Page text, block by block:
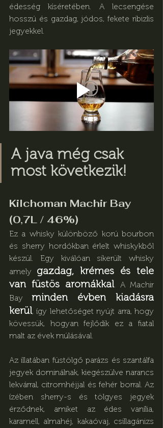
édesség kíséretében. A lecsengése
hosszú és gazdag, jódos, fekete ribizlis
jegyekkel.
A java még csak
most következik!
Kilchoman Machir Bay
(0,7L / 46%)
Ez a whisky különböző korú bourbon
és sherry hordókban érlelt whiskykből
készül. Egy kiválóan sikerült whisky
amely gazdag, krémes és tele
van füstös aromákkal. A Machir
Bay minden évben kiadásra
kerül, így lehetőséget nyújt arra, hogy
kövessük, hogyan fejlődik ez a fiatal
malt az évek múlásával.
Az illatában füstölgő parázs és szantálfa
jegyek dominálnak, kiegészülve narancs
lekvárral, citromhéjjal és fehér borral. Az
ízében sherry-s és tölgyes jegyek
érződnek, amiket az édes vanília,
karamell, almahéj, kakaóvaj, csillagánizs